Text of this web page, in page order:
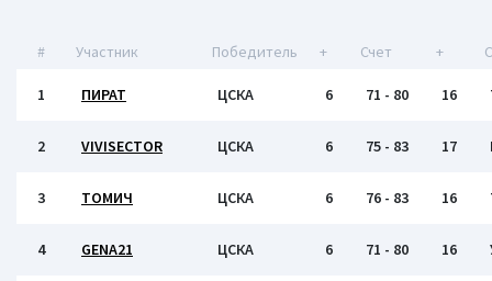
# Участник Победитель + Счет +
1 ПИРАТ ЦСКА 6 71 - 80 16
2 VIVISECTOR ЦСКА 6 75 - 83 17
3 ТОМИЧ ЦСКА 6 76 - 83 16
4 GENA21 ЦСКА 6 71 - 80 16